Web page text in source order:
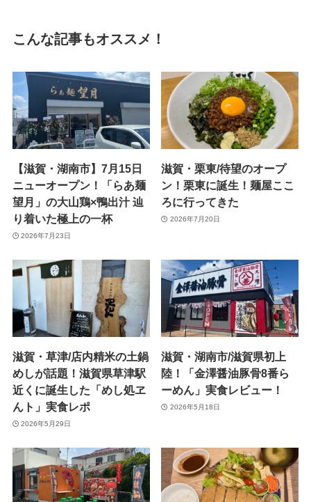
こんな記事もオススメ！
【滋賀・湖南市】7月15日
ニューオープン！「らあ麺
望月」の大山鶏×鴨出汁 辿
り着いた極上の一杯
2026年7月23日
滋賀・栗東/待望のオープ
ン！栗東に誕生！麺屋ここ
ろに行ってきた
2026年7月20日
滋賀・草津/店内精米の土鍋
めしが話題！滋賀県草津駅
近くに誕生した「めし処ヱ
んト」実食レポ
2026年5月29日
滋賀・湖南市/滋賀県初上
陸！「金澤醤油豚骨8番ら
ーめん」実食レビュー！
2026年5月18日